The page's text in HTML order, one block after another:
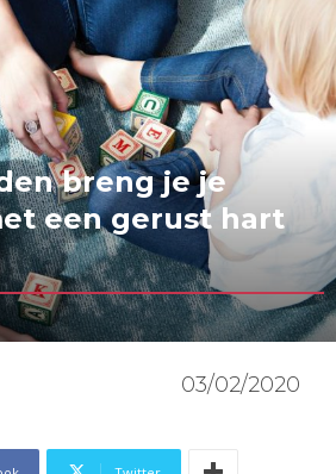
breng je je
een gerust hart
03/02/2020